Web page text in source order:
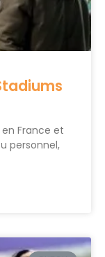
France et
personnel,